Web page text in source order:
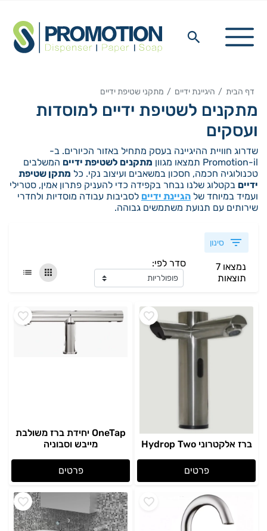
דף הבית היגיינת ידיים מתקני שטיפת ידיים
מתקנים לשטיפת ידיים למוסדות
ועסקים
שדרוג חוויית ההיגיינה בעסק מתחיל באזור הכיורים. ב-
Promotion-il תמצאו מגוון
מתקנים לשטיפת ידיים המשלבים
טכנולוגיה חכמה, חסכון במשאבים ועיצוב נקי. כל מתקן שטיפת
ידיים בקטלוג שלנו נבחר בקפידה כדי להעניק פתרון אמין, סטרילי
ועמיד במיוחד של הגיינת ידיים לסביבות עבודה מוסדיות ולחדרי
שירותים עם תנועת משתמשים גבוהה.
סינון
נמצאו 7
תוצאות
סדר לפי:
ברז אלקטרוני Hydrop Two
פרטים
OneTap יחידת ברז משולבת
מייבש וסבוניה
פרטים